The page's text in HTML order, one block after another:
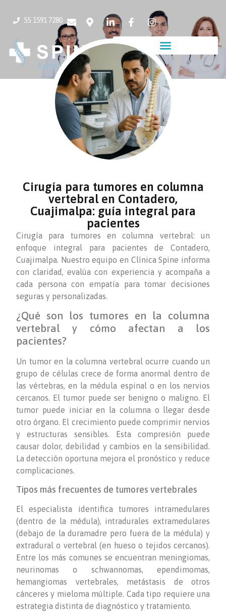
55 1591 7280
Cirugía para tumores en columna
vertebral en Contadero,
Cuajimalpa: guía integral para
pacientes
Cirugía para tumores en columna vertebral: un
enfoque integral para pacientes de Contadero,
Cuajimalpa. Nuestro equipo en Clínica Spine informa
con claridad, evalúa con experiencia y acompaña a
cada persona con empatía para tomar decisiones
seguras y personalizadas.
¿Qué son los tumores en la columna
vertebral y cómo afectan a los
pacientes?
Un tumor en la columna vertebral ocurre cuando un
grupo de células crece de forma anormal dentro de
las vértebras, en la médula espinal o en los nervios
cercanos. El tumor puede ser benigno o maligno. El
tumor puede iniciar en la columna o llegar desde
otro órgano. El crecimiento puede comprimir nervios
y estructuras sensibles. Esta compresión puede
causar dolor, debilidad y cambios en la sensibilidad.
La detección oportuna mejora el pronóstico y reduce
complicaciones.
Tipos más frecuentes de tumores vertebrales
El especialista identifica tumores intramedulares
(dentro de la médula), intradurales extramedulares
(debajo de la duramadre pero fuera de la médula) y
extradural o vertebral (en hueso o tejidos cercanos).
Entre los más comunes se encuentran meningiomas,
neurinomas o schwannomas, ependimomas,
hemangiomas vertebrales, metástasis de otros
cánceres y mieloma múltiple. Cada tipo requiere una
estrategia distinta de diagnóstico y tratamiento.